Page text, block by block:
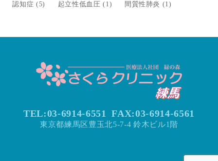
認知症 (5) 起立性低血圧 (1) 間質性肺炎 (1)
TEL:03-6914-6551 FAX:03-6914-6561
東京都練馬区豊玉北5-7-4 鈴木ビル1階